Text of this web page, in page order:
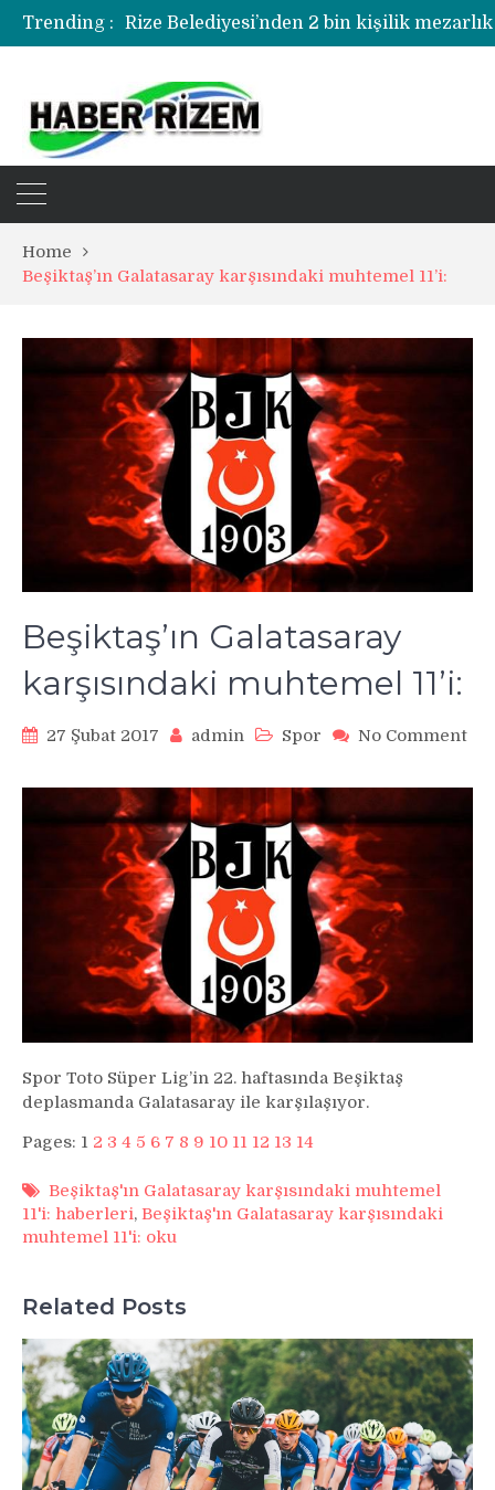
Trending :
Rize Belediyesi’nden 2 bin kişilik
Rize’de uyuşturucu operasyonunda 1
Home
Beşiktaş’ın Galatasaray karşısındaki muhtemel 11’i:
Beşiktaş’ın Galatasaray
karşısındaki muhtemel 11’i:
27 Şubat 2017 admin Spor
No Comment
Galatasaray
karşısındaki
muhtemel
Spor Toto Süper Lig’in 22. haftasında Beşiktaş
deplasmanda Galatasaray ile karşılaşıyor.
Pages: 1 2 3 4 5 6 7 8 9 10 11 12 13 14
Beşiktaş'ın Galatasaray karşısındaki muhtemel
11'i: haberleri, Beşiktaş'ın Galatasaray karşısındaki
muhtemel 11'i: oku
Related Posts